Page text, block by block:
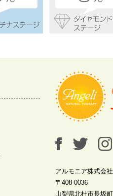
アルモニア株式会社
〒408-0036
山梨県北杜市長坂